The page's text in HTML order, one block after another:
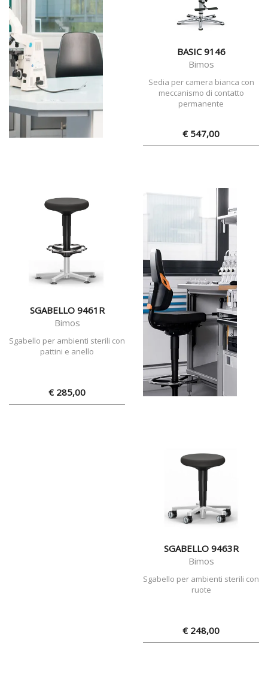
BASIC 9146
Bimos
Sedia per camera bianca con
meccanismo di contatto
permanente
€ 547,00
SGABELLO 9461R
Bimos
Sgabello per ambienti sterili con
pattini e anello
€ 285,00
SGABELLO 9463R
Bimos
Sgabello per ambienti sterili con
ruote
€ 248,00